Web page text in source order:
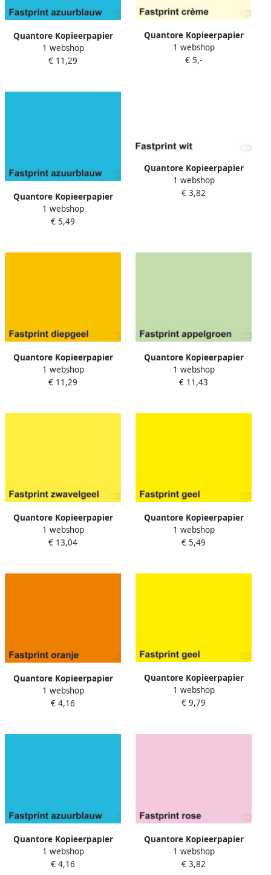
Quantore Kopieerpapier
Colour A4 80gr azuurblauw
500 vel
1 webshop
€ 11,29
Quantore Kopieerpapier
Colour A4 120gr creme 100
vel
1 webshop
€ 5,-
Quantore Kopieerpapier
Colour A4 120gr
azuurblauw 100 vel
1 webshop
€ 5,49
Quantore Kopieerpapier
Colour A4 80gr wit 100vel
1 webshop
€ 3,82
Quantore Kopieerpapier
Colour A4 80gr diepgeel 500
vel
1 webshop
€ 11,29
Quantore Kopieerpapier
Colour A4 160gr appelgroen
250 vel
1 webshop
€ 11,43
Quantore Kopieerpapier
Colour A4 160gr zwavelgeel
250 vel
1 webshop
€ 13,04
Quantore Kopieerpapier
Colour A4 120gr geel 100
vel
1 webshop
€ 5,49
Quantore Kopieerpapier
Colour A4 160gr oranje 50
vel
1 webshop
€ 4,16
Quantore Kopieerpapier
Colour A4 120gr geel 250
vel
1 webshop
€ 9,79
Quantore Kopieerpapier
Colour A4 160gr
azuurblauw 50 vel
1 webshop
€ 4,16
Quantore Kopieerpapier
Colour A4 80gr lichtroze 100
vel
1 webshop
€ 3,82